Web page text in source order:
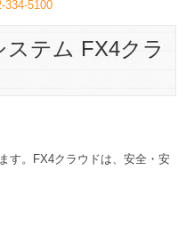
ステム FX4クラ
す。FX4クラウドは、安全・安